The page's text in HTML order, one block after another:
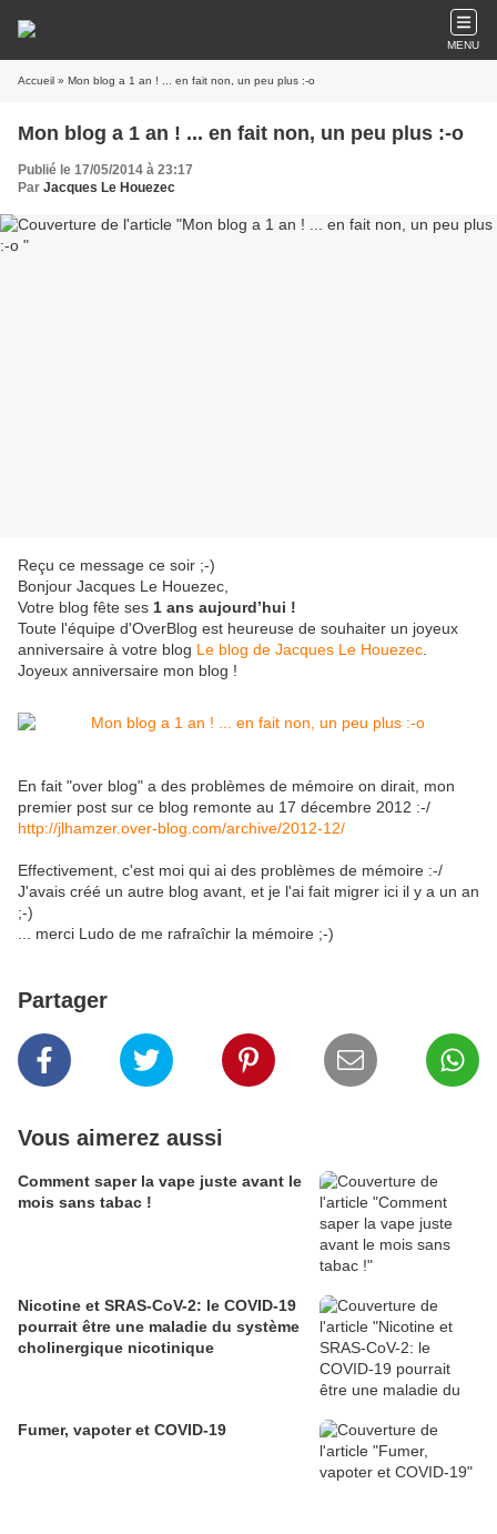
MENU
Accueil » Mon blog a 1 an ! ... en fait non, un peu plus :-o
Mon blog a 1 an ! ... en fait non, un peu plus :-o
Publié le 17/05/2014 à 23:17
Par Jacques Le Houezec
Reçu ce message ce soir ;-)
Bonjour Jacques Le Houezec,
Votre blog fête ses 1 ans aujourd’hui !
Toute l'équipe d'OverBlog est heureuse de souhaiter un joyeux
anniversaire à votre blog Le blog de Jacques Le Houezec
Joyeux anniversaire mon blog !
En fait "over blog" a des problèmes de mémoire on dirait, mon
premier post sur ce blog remonte au 17 décembre 2012 :-/
http://jlhamzer.over-blog.com/archive/2012-12/
Effectivement, c'est moi qui ai des problèmes de mémoire :-/
J'avais créé un autre blog avant, et je l'ai fait migrer ici il y a un an
;-)
... merci Ludo de me rafraîchir la mémoire ;-)
Partager
Vous aimerez aussi
Comment saper la vape juste avant le
mois sans tabac !
Nicotine et SRAS-CoV-2: le COVID-19
pourrait être une maladie du système
cholinergique nicotinique
Fumer, vapoter et COVID-19